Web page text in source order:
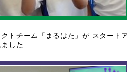
トチーム「まるはた」が スタートア
した